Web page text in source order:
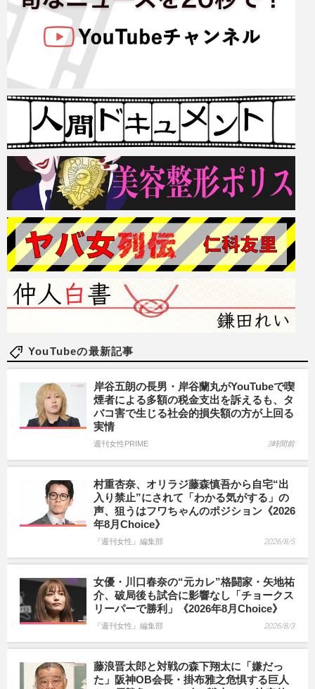
YouTubeの最新記事
岸谷五朗の長男・岸谷蘭丸がYouTubeで喫
煙者による多額の税金支出を訴えるも、タ
バコ害で生じる社会的損失額の方が上回る
実情
週刊女性PRIME 3時間前
村重杏奈、オリラジ藤森慎吾から自宅“出
入り禁止”にされて「わかる気がする」の
声、狙うはフワちゃんのポジション《2026
年8月Choice》
『週刊女性』編集部 2026/8/5
女優・川口春奈の“元カレ”格闘家・矢地祐
介、破局後も試合に影響なし「チョークス
リーパーで勝利」《2026年8月Choice》
『週刊女性』編集部 2026/8/3
藤浪晋太郎と対戦の森下翔太に「嫌だっ
た」阪神OB会長・掛布雅之危惧する巨人